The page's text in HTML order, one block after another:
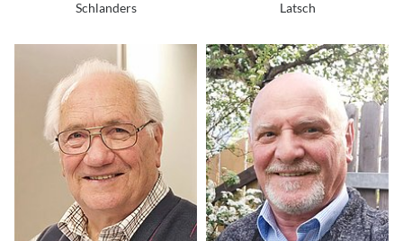
Schlanders
Latsch